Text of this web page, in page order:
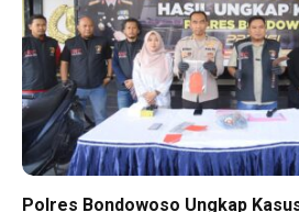
Polres Bondowoso Ungkap